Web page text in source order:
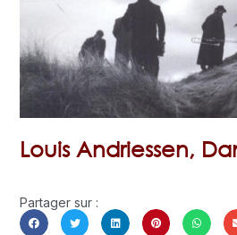
Louis Andriessen,
Partager sur :